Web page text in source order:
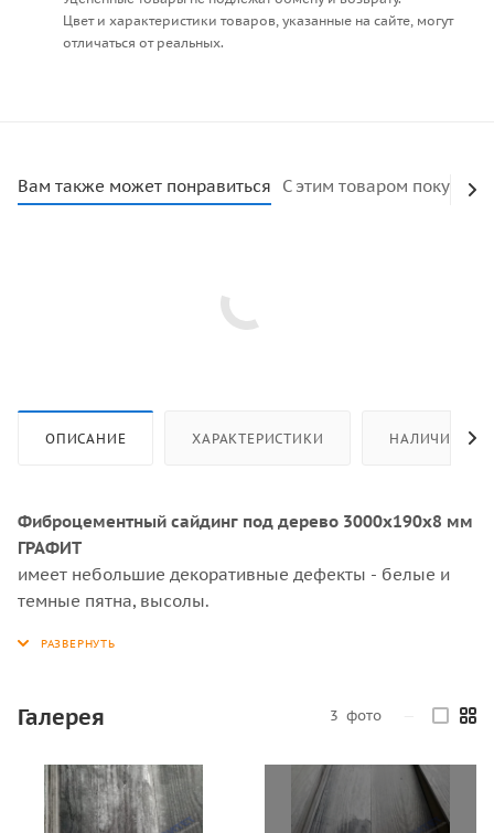
Цвет и характеристики товаров, указанные на сайте, могут
отличаться от реальных.
Вам также может понравиться С этим товаром покупают
ОПИСАНИЕ ХАРАКТЕРИСТИКИ НАЛИЧИЕ
Фиброцементный сайдинг под дерево 3000х190х8 мм
ГРАФИТ
имеет небольшие декоративные дефекты - белые и
темные пятна, высолы.
Данные сайдинг панели прекрасно подойдут для
подсобных помещений (сараи, бани и т.д.).
Фиброцементный сайдинг
(хризотилцементный сайдинг)
Галерея 3 фото